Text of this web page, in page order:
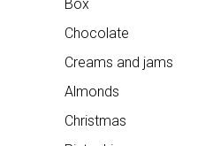
Box
Chocolate
Creams and jams
Almonds
Christmas